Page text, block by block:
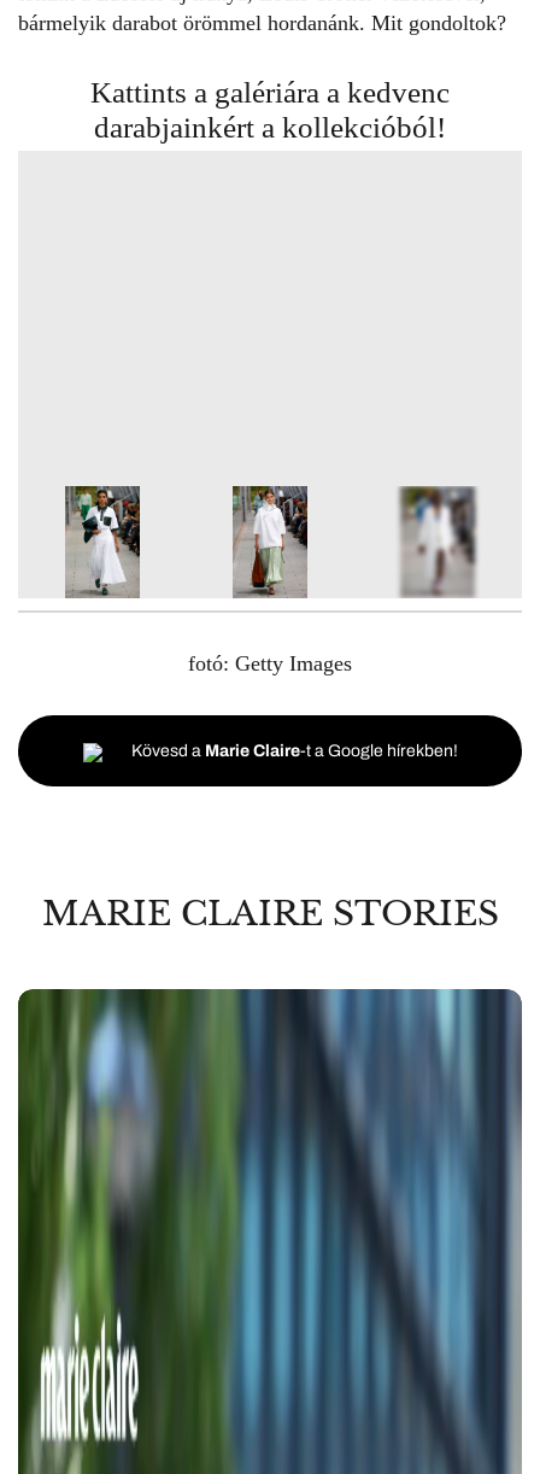
bármelyik darabot örömmel hordanánk. Mit gondoltok?
Kattints a galériára a kedvenc
darabjainkért a kollekcióból!
fotó: Getty Images
Kövesd a Marie Claire-t a Google hírekben!
MARIE CLAIRE STORIES